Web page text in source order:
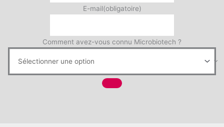
E-mail(obligatoire)
Comment avez-vous connu Microbiotech ?